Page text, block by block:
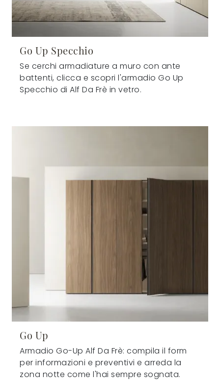
Go Up Specchio
Se cerchi armadiature a muro con ante
battenti, clicca e scopri l'armadio Go Up
Specchio di Alf Da Frè in vetro.
Go Up
Armadio Go-Up Alf Da Frè: compila il form
per informazioni e preventivi e arreda la
zona notte come l'hai sempre sognata.